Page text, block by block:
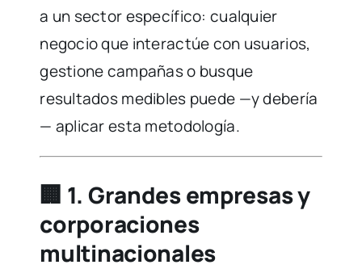
a un sector específico: cualquier
negocio que interactúe con usuarios,
gestione campañas o busque
resultados medibles puede —y debería
— aplicar esta metodología.
🏢 1. Grandes empresas y
corporaciones
multinacionales